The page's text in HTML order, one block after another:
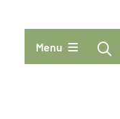
Hoofdmenu
Menu